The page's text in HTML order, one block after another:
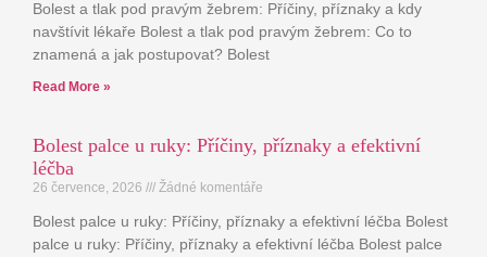
Bolest a tlak pod pravým žebrem: Příčiny, příznaky a kdy
navštívit lékaře Bolest a tlak pod pravým žebrem: Co to
znamená a jak postupovat? Bolest
Read More »
Bolest palce u ruky: Příčiny, příznaky a efektivní
léčba
26 července, 2026 Žádné komentáře
Bolest palce u ruky: Příčiny, příznaky a efektivní léčba Bolest
palce u ruky: Příčiny, příznaky a efektivní léčba Bolest palce